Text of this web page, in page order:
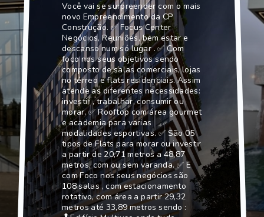
Você vai se surpreender com o mais
novo Empreendimento da CP
Construção. ✅ Focus Center
Negócios, Reuniões, bem estar e
descanso num só lugar . ✅ Com
foco nos seus objetivos sendo
composto de salas comerciais, lojas
no térreo e flats residenciais. Assim
atende as diferentes necessidades:
investir , trabalhar, consumir ou
morar. ✅ Rooftop com área gourmet
e academia para varias
modalidades esportivas. ✅ São 05
tipos de Flats para morar ou investir
a partir de 20,71 metros a 48,87
metros, com ou sem varanda. ✅ E
com Foco nos seus negócios são
108 salas , com estacionamento
rotativo, com área a partir 29,32
metros até 33,89 metros sendo :